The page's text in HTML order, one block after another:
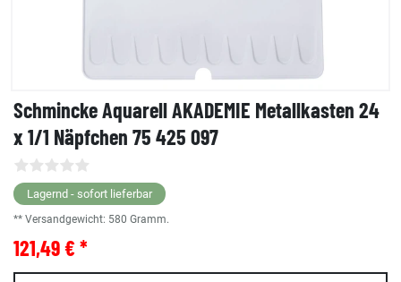
Schmincke Aquarell AKADEMIE Metallkasten 24
x 1/1 Näpfchen 75 425 097
Lagernd - sofort lieferbar
** Versandgewicht: 580 Gramm.
121,49 € *